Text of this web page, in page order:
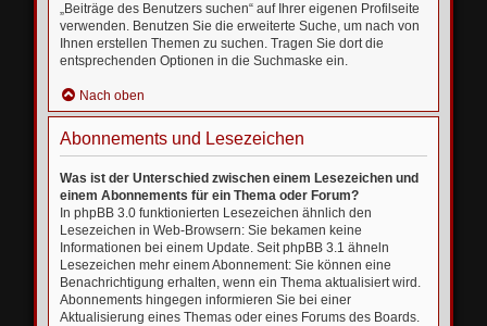
„Beiträge des Benutzers suchen“ auf Ihrer eigenen Profilseite
verwenden. Benutzen Sie die erweiterte Suche, um nach von
Ihnen erstellen Themen zu suchen. Tragen Sie dort die
entsprechenden Optionen in die Suchmaske ein.
Nach oben
Abonnements und Lesezeichen
Was ist der Unterschied zwischen einem Lesezeichen und
einem Abonnements für ein Thema oder Forum?
In phpBB 3.0 funktionierten Lesezeichen ähnlich den
Lesezeichen in Web-Browsern: Sie bekamen keine
Informationen bei einem Update. Seit phpBB 3.1 ähneln
Lesezeichen mehr einem Abonnement: Sie können eine
Benachrichtigung erhalten, wenn ein Thema aktualisiert wird.
Abonnements hingegen informieren Sie bei einer
Aktualisierung eines Themas oder eines Forums des Boards.